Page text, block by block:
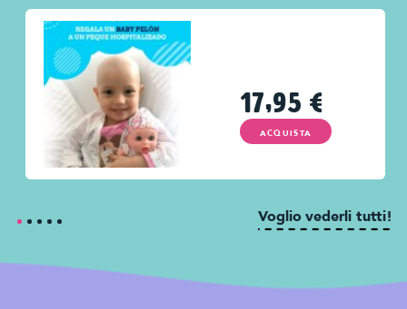
17,95 €
ACQUISTA
Voglio vederli tutti!